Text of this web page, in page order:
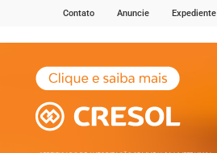
Contato Anuncie Expediente